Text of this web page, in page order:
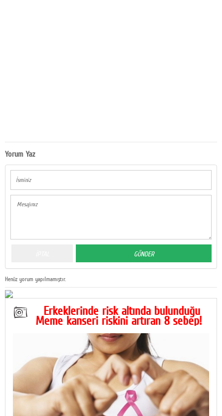
Yorum Yaz
Henüz yorum yapılmamıştır.
Erkeklerinde risk altında bulunduğu
Meme kanseri riskini artıran 8 sebep!